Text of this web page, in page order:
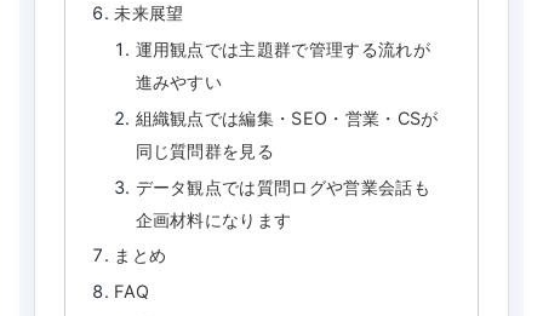
未来展望
運用観点では主題群で管理する流れが
進みやすい
組織観点では編集・SEO・営業・CSが
同じ質問群を見る
データ観点では質問ログや営業会話も
企画材料になります
まとめ
FAQ